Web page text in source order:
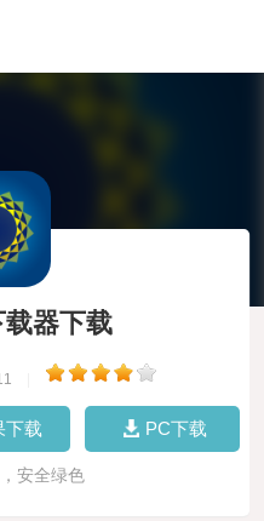
器下载
下载 PC下载
安全绿色